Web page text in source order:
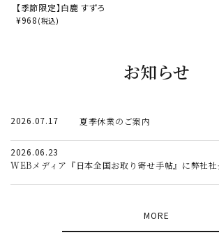
【季節限定】白鹿 すずろ
¥968 (税込)
お知らせ
2026.07.17 夏季休業のご案内
2026.06.23
MORE